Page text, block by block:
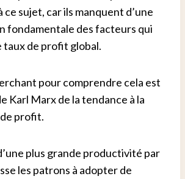
ce sujet, car ils manquent d’une
fondamentale des facteurs qui
de profit global.
pour comprendre cela est
Karl Marx de la tendance à la
profit.
plus grande productivité par
les patrons à adopter de